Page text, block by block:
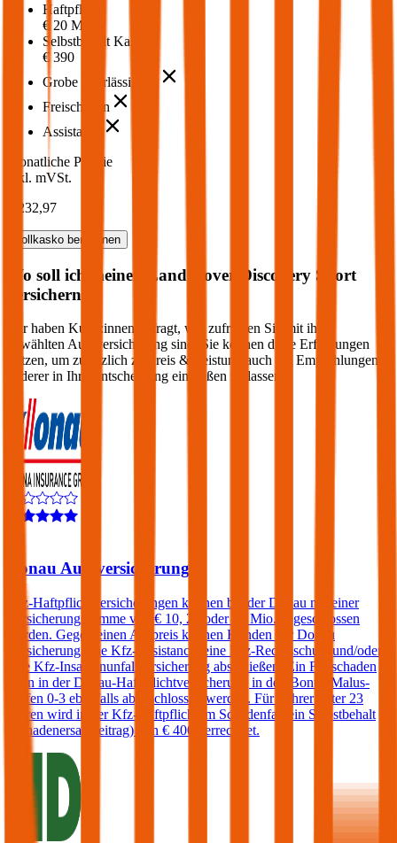
Haftpflicht
€ 20 Mio.
Selbstbehalt Kasko
€ 390
Grobe Fahrlässigkeit
Freischaden
Assistance
Monatliche Prämie
inkl. mVSt.
€ 232,97
Vollkasko berechnen
Wo soll ich meinen Land Rover
Discovery Sport
versichern?
Wir haben Kund:innen befragt, wie zufrieden Sie mit ihrer
gewählten Autoversicherung sind. Sie können diese Erfahrungen
nutzen, um zusätzlich zu Preis & Leistung auch die Empfehlungen
anderer in Ihre Entscheidung einfließen zu lassen:
Donau Autoversicherung
Kfz-Haftpflichtversicherungen können bei der Donau mit einer
Versicherungssumme von € 10, 20 oder 30 Mio. abgeschlossen
werden. Gegen einen Aufpreis können Kunden der Donau
Versicherung eine Kfz-Assistance, eine Kfz-Rechtsschutz und/oder
eine Kfz-Insassenunfallversicherung abschließen. Ein Freischaden
kann in der Donau-Haftpflichtversicherung in den Bonus-Malus-
Stufen 0-3 ebenfalls abgeschlossen werden. Für Fahrer unter 23
Jahren wird in der Kfz-Haftpflicht im Schadenfall ein Selbstbehalt
(Schadenersatzbeitrag) von € 400 verrechnet.